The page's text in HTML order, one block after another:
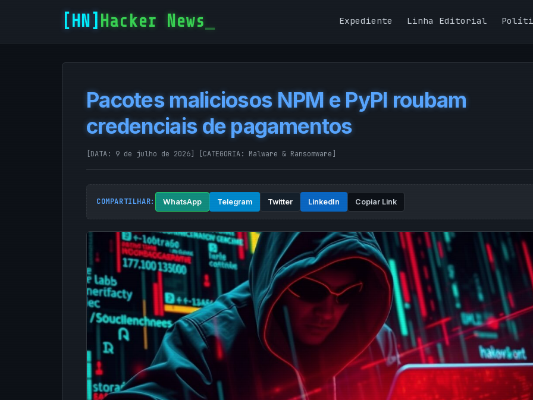
Hacker News Expediente Linha Editorial
Pacotes maliciosos NPM e PyPI roubam
credenciais de pagamentos
[DATA: 9 de julho de 2026] [CATEGORIA: Malware & Ransomware]
COMPARTILHAR: WhatsApp Telegram Twitter LinkedIn Copiar Link